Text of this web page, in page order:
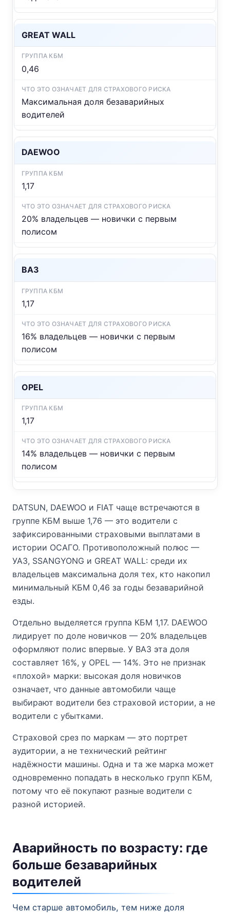
GREAT WALL
0,46
Максимальная доля безаварийных
водителей
DAEWOO
1,17
20% владельцев — новички с первым
полисом
ВАЗ
1,17
16% владельцев — новички с первым
полисом
OPEL
1,17
14% владельцев — новички с первым
полисом
DATSUN, DAEWOO и FIAT чаще встречаются в
группе КБМ выше 1,76 — это водители с
зафиксированными страховыми выплатами в
истории ОСАГО. Противоположный полюс —
УАЗ, SSANGYONG и GREAT WALL: среди их
владельцев максимальна доля тех, кто накопил
минимальный КБМ 0,46 за годы безаварийной
езды.
Отдельно выделяется группа КБМ 1,17. DAEWOO
лидирует по доле новичков — 20% владельцев
оформляют полис впервые. У ВАЗ эта доля
составляет 16%, у OPEL — 14%. Это не признак
«плохой» марки: высокая доля новичков
означает, что данные автомобили чаще
выбирают водители без страховой истории, а не
водители с убытками.
Страховой срез по маркам — это портрет
аудитории, а не технический рейтинг
надёжности машины. Одна и та же марка может
одновременно попадать в несколько групп КБМ,
потому что её покупают разные водители с
разной историей.
Аварийность по возрасту: где
больше безаварийных
водителей
Чем старше автомобиль, тем ниже доля